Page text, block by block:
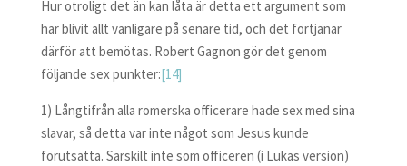
Hur otroligt det än kan låta är detta ett argument som
har blivit allt vanligare på senare tid, och det förtjänar
därför att bemötas. Robert Gagnon gör det genom
följande sex punkter:[14]
1) Långtifrån alla romerska officerare hade sex med sina
slavar, så detta var inte något som Jesus kunde
förutsätta. Särskilt inte som officeren (i Lukas version)